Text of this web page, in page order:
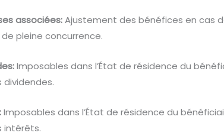
associées:Ajustement des bénéfices en cas
pleine concurrence.
Imposables dans l’État de résidence du
dividendes.
Imposables dans l’État de résidence du
intérêts.